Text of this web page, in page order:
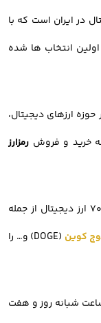
در ایران است که با
انتخاب ها شده
فعالیت در حوزه ارزهای دیجیتال،
خرید و فروش رمزارز
این صرافی ارز دیجیتال خرید و فروش بیش از ۷۰۰ ارز دیجیتال از جمله
کوین
(DOGE) و… را
در ۲۴ ساعت شبانه روز و هفت